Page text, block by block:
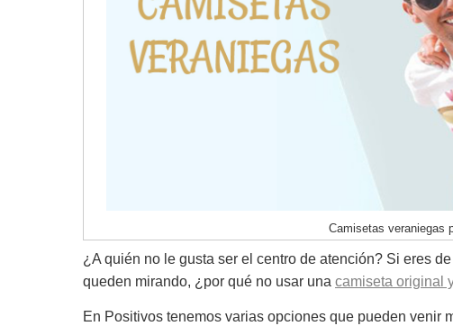
Camisetas veraniegas
¿A quién no le gusta ser el centro de atención? Si eres
queden mirando, ¿por qué no usar una camiseta original
En Positivos tenemos varias opciones que pueden venir